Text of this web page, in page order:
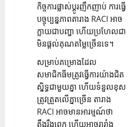
កិច្ចការផ្លាស់ប្តូរញឹកញាប់ ការធ្វើ
បច្ចុប្បន្នភាពតារាង RACI អាច
ក្លាយជាបញ្ហា ហើយប្រហែលជា
មិនផ្តល់គុណតម្លៃច្រើនទេ។
សម្រាប់គម្រោងដែល
សមាជិកធីមត្រូវធ្វើការយ៉ាងជិត
ស្និទ្ធជាមួយគ្នា ហើយទំនួលខុស
ត្រូវត្រួតលើគ្នាច្រើន តារាង
RACI អាចមានអារម្មណ៍ថា
តឹងរ៉ឹងពេក ហើយអាចរារាំង